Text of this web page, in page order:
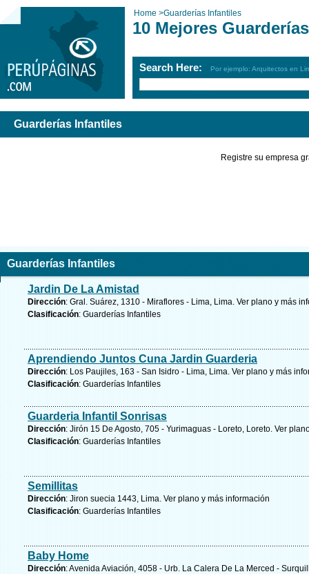
Home >Guarderías Infantiles
10 Mejores
Search Here: Por ejemplo: Arquitectos en
Guarderías Infantiles
Registre su empresa
Guarderías Infantiles
Jardin De La Amistad
Dirección: Gral. Suárez, 1310 - Miraflores - Lima, Lima. Ver plano y más
Clasificación: Guarderías Infantiles
Aprendiendo Juntos Cuna Jardin Guarderia
Dirección: Los Paujiles, 163 - San Isidro - Lima, Lima. Ver plano y más
Clasificación: Guarderías Infantiles
Guarderia Infantil Sonrisas
Dirección: Jirón 15 De Agosto, 705 - Yurimaguas - Loreto, Loreto. Ver
Clasificación: Guarderías Infantiles
Semillitas
Dirección: Jiron suecia 1443, Lima. Ver plano y más información
Clasificación: Guarderías Infantiles
Baby Home
Dirección: Avenida Aviación, 4058 - Urb. La Calera De La Merced -